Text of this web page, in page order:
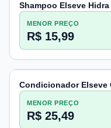
Shampoo Elseve
MENOR PREÇO
R$ 15,99
Condicionador Elseve
MENOR PREÇO
R$ 25,49